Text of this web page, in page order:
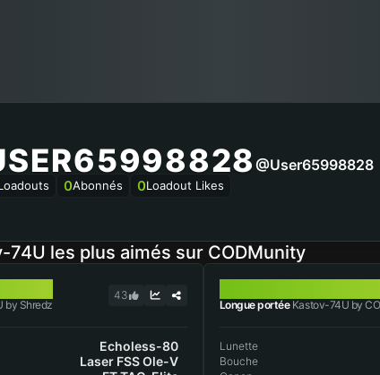
@user65998828
0Abonnés 0Loadout Likes
74U les plus aimés sur CODMunity
by Shredz
43
Echoless-80
Laser FSS Ole-V
Longue portéeKastov-74U by
Lunette
Bouche